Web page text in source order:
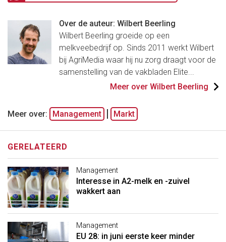
Over de auteur: Wilbert Beerling
Wilbert Beerling groeide op een
melkveebedrijf op. Sinds 2011 werkt Wilbert
bij AgriMedia waar hij nu zorg draagt voor de
samenstelling van de vakbladen Elite...
Meer over Wilbert Beerling
Meer over: Management Markt
GERELATEERD
Management
Interesse in A2-melk en -zuivel
wakkert aan
Management
EU 28: in juni eerste keer minder